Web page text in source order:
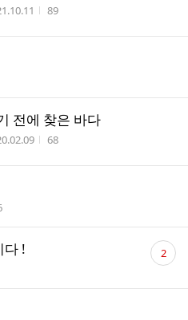
성시간 조회수
89
전에 찾은 바다
성시간 조회수
68
수
다 !
댓
글 2